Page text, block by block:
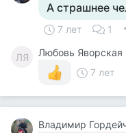
А страшнее
7 лет 1
ЛЯ
Любовь Яворская
7 лет
Владимир